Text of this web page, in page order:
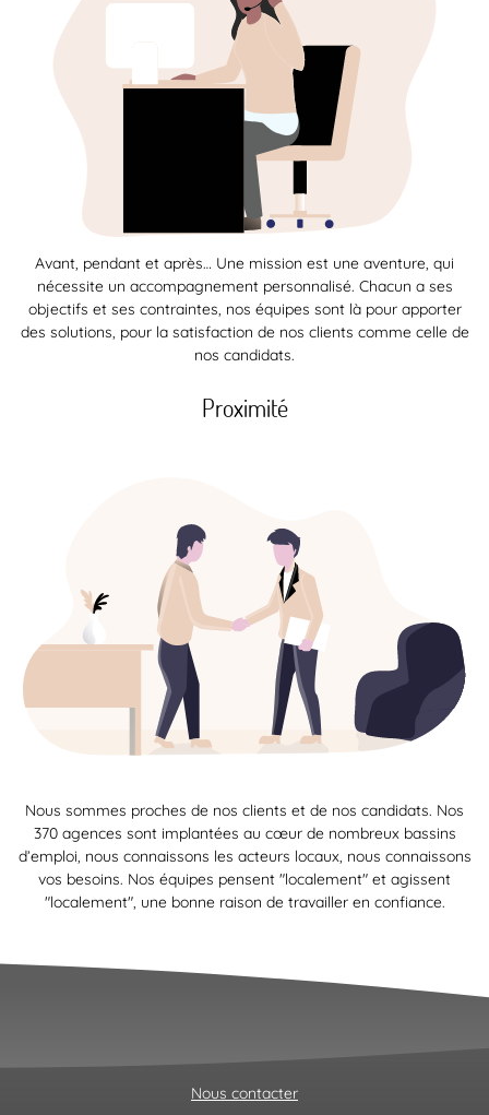
Avant, pendant et après… Une mission est une aventure, qui
nécessite un accompagnement personnalisé. Chacun a ses
objectifs et ses contraintes, nos équipes sont là pour apporter
des solutions, pour la satisfaction de nos clients comme celle de
nos candidats.
Proximité
Nous sommes proches de nos clients et de nos candidats. Nos
370 agences sont implantées au cœur de nombreux bassins
d’emploi, nous connaissons les acteurs locaux, nous connaissons
vos besoins. Nos équipes pensent "localement" et agissent
"localement", une bonne raison de travailler en confiance.
Nous contacter